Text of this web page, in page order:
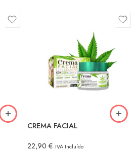
CREMA FACIAL
22,90 € IVA Incluído